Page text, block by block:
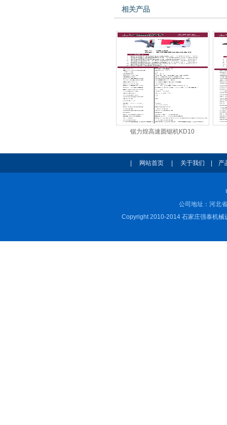
相关产品
锯力煌高速圆锯机KD10
网站首页| 关于我们 产
公司地址：河北
Copyright 2010-2014 石家庄强泰机